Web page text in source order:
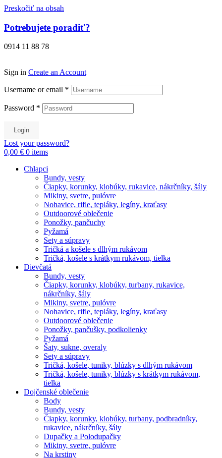
Preskočiť na obsah
Potrebujete poradiť?
0914 11 88 78
Sign in Create an Account
Username or email *
Password *
Login
Lost your password?
0,00 € 0 items
Chlapci
Bundy, vesty
Čiapky, korunky, klobúky, rukavice, nákrčníky, šály
Mikiny, svetre, pulóvre
Nohavice, rifle, tepláky, legíny, kraťasy
Outdoorové oblečenie
Ponožky, pančuchy
Pyžamá
Sety a súpravy
Tričká a košele s dlhým rukávom
Tričká, košele s krátkym rukávom, tielka
Dievčatá
Bundy, vesty
Čiapky, korunky, klobúky, turbany, rukavice,
nákrčníky, šály
Mikiny, svetre, pulóvre
Nohavice, rifle, tepláky, legíny, kraťasy
Outdoorové oblečenie
Ponožky, pančušky, podkolienky
Pyžamá
Šaty, sukne, overaly
Sety a súpravy
Tričká, košele, tuniky, blúzky s dlhým rukávom
Tričká, košele, tuniky, blúzky s krátkym rukávom,
tielka
Dojčenské oblečenie
Body
Bundy, vesty
Čiapky, korunky, klobúky, turbany, podbradníky,
rukavice, nákrčníky, šály
Dupačky a Polodupačky
Mikiny, svetre, pulóvre
Na krstiny